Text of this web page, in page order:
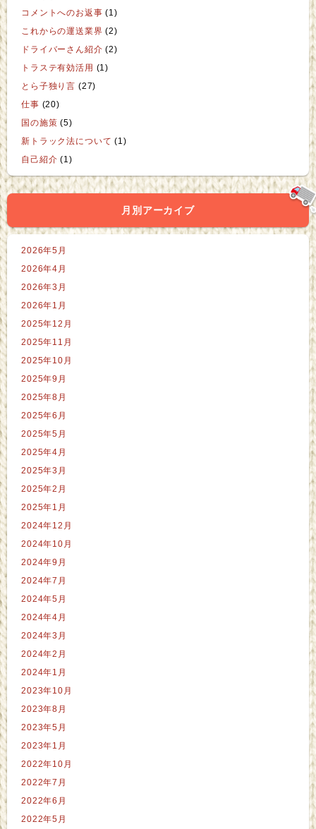
日々しっかり交渉していかんと、と思います。 赤字切って
まで走ることはできませんからね。 ボランティアじゃない
んだから。 まぁ、相変わらず運賃は横ばいです。 2024
年に向けて足並み揃えてあげて行こ！と気合を入れていき
か、ですが。
るから ②お給金だけじゃなく有給消化等の福利厚生費、
会社の経営費用も捻出しなきゃいけないから ③労働時間
が短くなってもお給金は絶対下げたらダメだから ④短い
ないといけないから ⑤（机上の空論で計算された時間区
切りのルールに従うならば）歩合ではやっていけなくなる
ため、走ってナンボのお給料体系を変えるため⑥労働時
間が短くなってもお給金は絶対下げたらダメだから
で区切れない仕事を無理やり一般産業と同じように時間で
区切ろうとするのでかなりねじれが生じるでしょうが、ま
ずはやってみなきゃ文句も言えないのが日本文化。意見は
やってからじゃないと聞いてくれない市井なのでやる前か
らグダグダ言うのは辞めておきます。 だからまずは自分
ができること。 運賃を昨日よりあげること。 これに尽き
ると思って明日から頑張ります（今日はもうおなかすいた
から帰る）
コメントへのお返事 (1)
これからの運送業界 (2)
ドライバーさん紹介 (2)
トラステ有効活用 (1)
とら子独り言 (27)
仕事 (20)
国の施策 (5)
新トラック法について (1)
自己紹介 (1)
月別アーカイブ
2026年5月
2026年4月
2026年3月
2026年1月
2025年12月
2025年11月
2025年10月
2025年9月
2025年8月
2025年6月
2025年5月
2025年4月
2025年3月
2025年2月
2025年1月
2024年12月
2024年10月
2024年9月
2024年7月
2024年5月
2024年4月
2024年3月
2024年2月
2024年1月
2023年10月
2023年8月
2023年5月
2023年1月
2022年10月
2022年7月
2022年6月
2022年5月